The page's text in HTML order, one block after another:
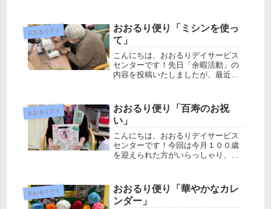
内容を行ったのか、その様子をご覧
いただければと思います。今回行っ
た内容は「さいころ...
おおるりデイ
おおるり便り「ミシンを使っ
て」
こんにちは、おおるりデイサービス
センターです！先日「余暇活動」の
内容を投稿いたしましたが、最近
は、その時の様子をお届けいたしま
す。最近では、おおるりデイサービ
スで使っている座布...
おおるりデイ
おおるり便り「百寿のお祝
い」
こんにちは、おおるりデイサービス
センターです！今回は今月１００歳
を迎えられた方がいらっしゃり、お
の方にお座りいただき、職員からの
メッセージ入り色紙をお渡しし、一
言いただき、皆様...
おおるりデイ
おおるり便り「華やかなカレ
ンダー」